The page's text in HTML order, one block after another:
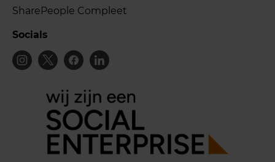
SharePeople Compleet
Socials